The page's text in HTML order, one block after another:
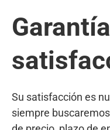
Su satisfacción es
siempre